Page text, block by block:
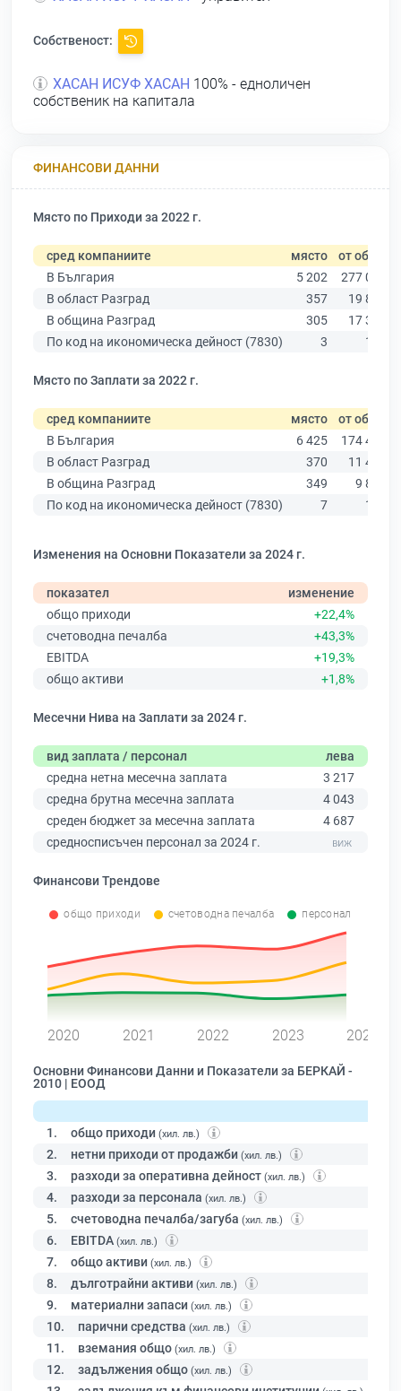
Собственост:
ХАСАН ИСУФ ХАСАН 100% - едноличен
собственик на капитала
ФИНАНСОВИ ДАННИ
Място по Приходи за 2022 г.
сред компаниите място от общо
В България
5 202
277 019
В област Разград
357
19 882
В община Разград
305
17 349
По код на икономическа дейност (7830)
3 169
Място по Заплати за 2022 г.
сред компаниите място от общо
В България
6 425
174 403
В област Разград
370
11 437
В община Разград
349
9 876
По код на икономическа дейност (7830)
7 132
Изменения на Основни Показатели за 2024 г.
показател
изменение
общо приходи
+22,4%
счетоводна печалба
+43,3%
EBITDA
+19,3%
общо активи
+1,8%
Месечни Нива на Заплати за 2024 г.
вид заплата / персонал
лева
средна нетна месечна заплата
3 217
средна брутна месечна заплата
4 043
среден бюджет за месечна заплата
4 687
средносписъчен персонал за 2024 г.
Финансови Трендове
общо приходи счетоводна печалба персонал
2020 2021 2022 2023 2024
Основни Финансови Данни и Показатели за БЕРКАЙ -
2010 | ЕООД
1. общо приходи (хил. лв.)
2. нетни приходи от продажби (хил. лв.)
3. разходи за оперативна дейност (хил. лв.)
4. разходи за персонала (хил. лв.)
5. счетоводна печалба/загуба (хил. лв.)
6. EBITDA (хил. лв.)
7. общо активи (хил. лв.)
8. дълготрайни активи (хил. лв.)
9. материални запаси (хил. лв.)
10. парични средства (хил. лв.)
11. вземания общо (хил. лв.)
12. задължения общо (хил. лв.)